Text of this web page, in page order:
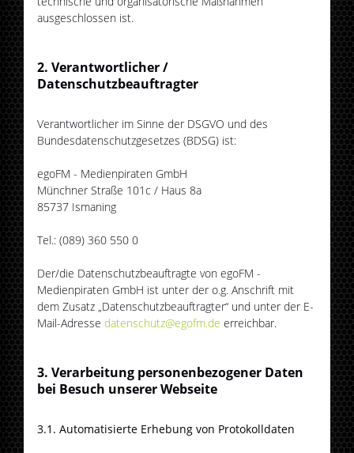
ausgeschlossen ist.
2. Verantwortlicher /
Datenschutzbeauftragter
Verantwortlicher im Sinne der DSGVO und des
Bundesdatenschutzgesetzes (BDSG) ist:
egoFM - Medienpiraten GmbH
Münchner Straße 101c / Haus 8a
85737 Ismaning
Tel.: (089) 360 550 0
Der/die Datenschutzbeauftragte von egoFM -
Medienpiraten GmbH ist unter der o.g. Anschrift mit
dem Zusatz „Datenschutzbeauftragter“ und unter der E-
Mail-Adressedatenschutz@egofm.de erreichbar.
3. Verarbeitung personenbezogener Daten
bei Besuch unserer Webseite
3.1. Automatisierte Erhebung von Protokolldaten